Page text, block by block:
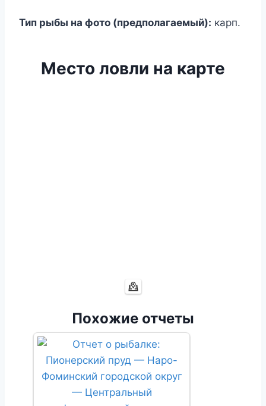
Тип рыбы на фото (предполагаемый): карп.
Место ловли на карте
Похожие отчеты